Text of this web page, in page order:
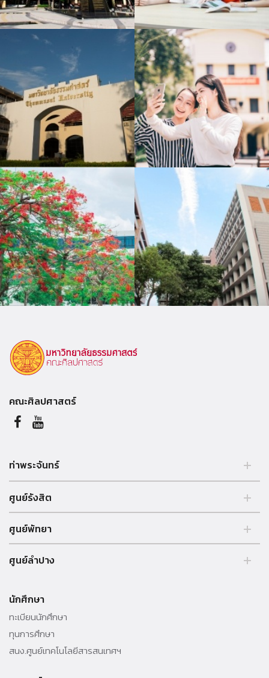
คณะศิลปศาสตร์
ท่าพระจันทร์
2 ถนนพระจันทร์ แขวงพระบรมมหาราชวัง, เขตพระนคร, กรุงเทพฯ
10200, ประเทศไทย. Tel. +66 (0) 2613 3333
ศูนย์รังสิต
Tel. +66 (0) 2613 3333
ศูนย์พัทยา
20150 ประเทศไทย Tel. +66 (0) 3825 9050-55
ศูนย์ลำปาง
ประเทศไทย Tel. +66 (0) 5423-7999 โทรสาร +66 (0) 5423-7999
ต่อ 5119 http://www.lampang.tu.ac.th/
นักศึกษา
ทะเบียนนักศึกษา
ทุนการศึกษา
สนง.ศูนย์เทคโนโลยีสารสนเทศฯ